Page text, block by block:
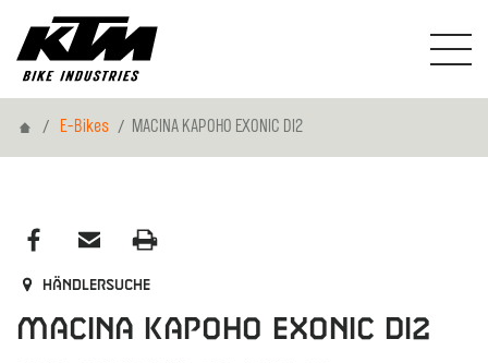
HomeE-Bikes MACINA KAPOHO EXONIC DI2
Händlersuche
MACINA KAPOHO EXONIC DI2